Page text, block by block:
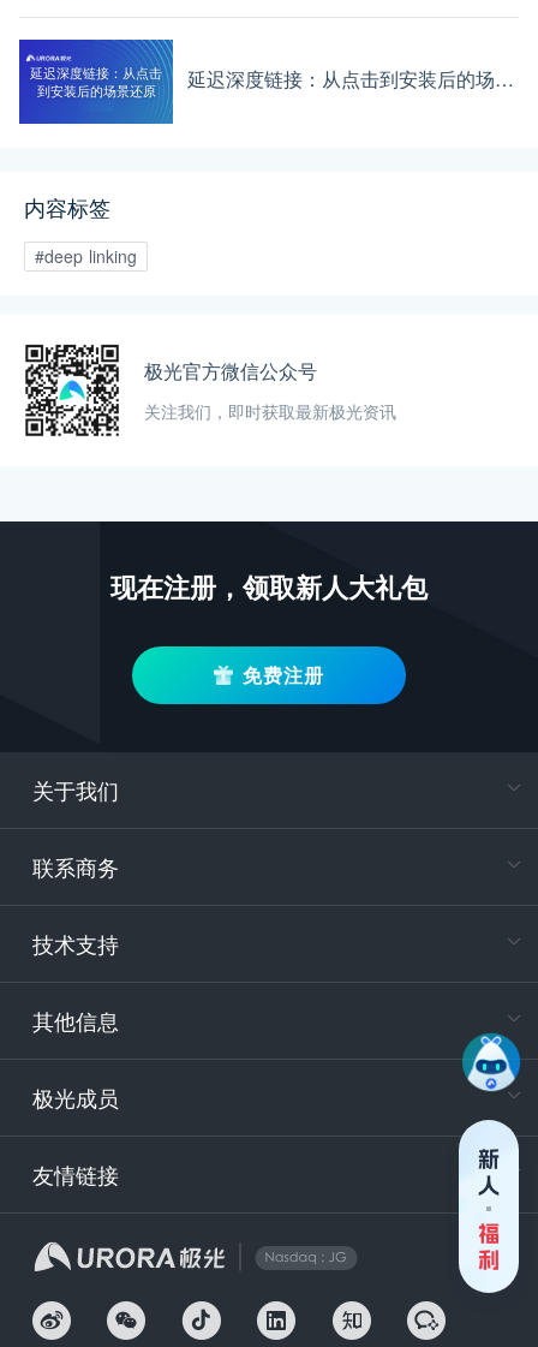
延迟深度链接：从点击
到安装后的场景还原
延迟深度链接：从点击到安装后的场景还原
内容标签
#deep linking
极光官方微信公众号
关注我们，即时获取最新极光资讯
现在注册，领取新人大礼包
免费注册
关于我们
联系商务
技术支持
其他信息
极光成员
友情链接
电
400-
技
安
企